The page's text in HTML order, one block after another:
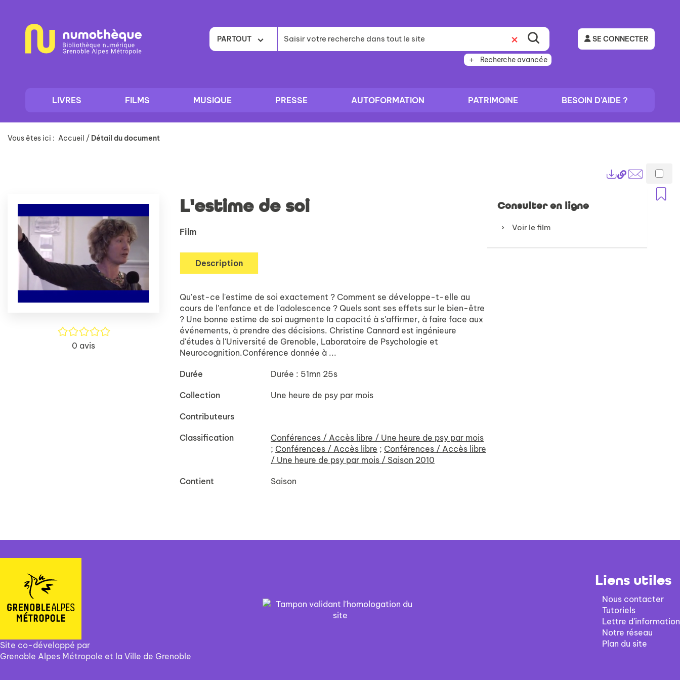
contenu
PARTOUT
Recherche avancée
SE CONNECTER
LIVRES FILMS MUSIQUE PRESSE AUTOFORMATION PATRIMOINE BESOIN D'AIDE ?
Vous êtes ici : Accueil / Détail du document
Lien
permanent
(Nouvelle
Envoyer
/5
0 avis
L'estime de soi
Film
Description
Qu'est-ce l'estime de soi exactement ? Comment se développe-t-elle au
cours de l'enfance et de l'adolescence ? Quels sont ses effets sur le bien-être
? Une bonne estime de soi augmente la capacité à s'affirmer, à faire face aux
événements, à prendre des décisions. Christine Cannard est ingénieure
d'études à l'Université de Grenoble, Laboratoire de Psychologie et
Neurocognition.Conférence donnée à ...
Durée Durée : 51mn 25s
Collection Une heure de psy par mois
Contributeurs
Classification
Conférences / Accès libre / Une heure de psy par mois
; Conférences / Accès libre ; Conférences / Accès libre
/ Une heure de psy par mois / Saison 2010
Contient Saison
Consulter en ligne
Voir le film
Site co-développé par
Grenoble Alpes Métropole et la Ville de Grenoble
Liens utiles
Nous contacter
Tutoriels
Lettre d'information
Notre réseau
Plan du site